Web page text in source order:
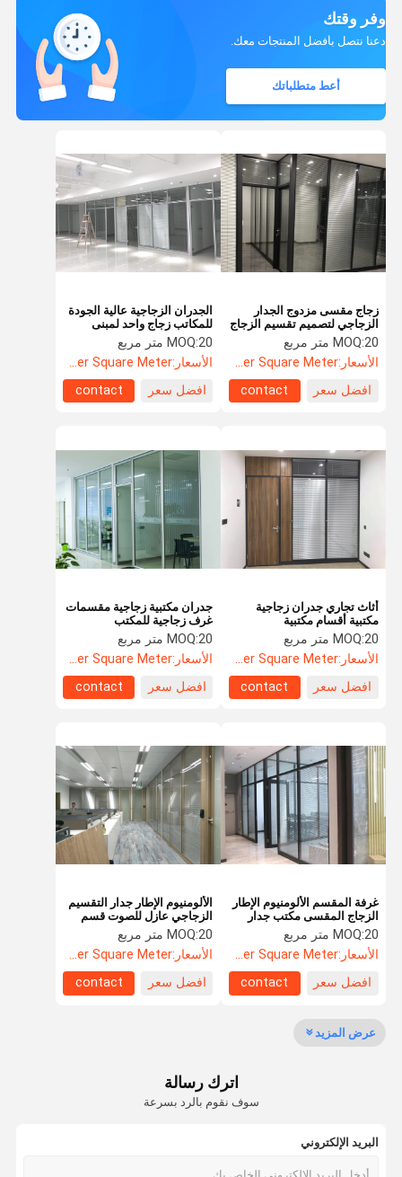
مراقبة الجودة اتصل بنا القضايا
باب مضاد للصوت
وفر وقتك
دعنا نتصل بأفضل المنتجات معك.
أعط متطلباتك
زجاج مقسى مزدوج الجدار
الزجاجي لتصميم تقسيم الزجاج
المكتبي
MOQ:20 متر مربع
الأسعار:US$52.60 Per Square Meter
افضل سعر
contact
الجدران الزجاجية عالية الجودة
للمكاتب زجاج واحد لمبنى
المكاتب
MOQ:20 متر مربع
الأسعار:US$52.60 Per Square Meter
افضل سعر
contact
أثاث تجاري جدران زجاجية
مكتبية أقسام مكتبية
MOQ:20 متر مربع
الأسعار:US$52.60 Per Square Meter
افضل سعر
contact
جدران مكتبية زجاجية مقسمات
غرف زجاجية للمكتب
MOQ:20 متر مربع
الأسعار:US$52.60 Per Square Meter
افضل سعر
contact
غرفة المقسم الألومنيوم الإطار
الزجاج المقسى مكتب جدار
التقسيم العالي
MOQ:20 متر مربع
الأسعار:US$52.60 Per Square Meter
افضل سعر
contact
الألومنيوم الإطار جدار التقسيم
الزجاجي عازل للصوت قسم
مكتب الزجاج
MOQ:20 متر مربع
الأسعار:US$52.60 Per Square Meter
افضل سعر
contact
عرض المزيد
اترك رسالة
سوف نقوم بالرد بسرعة
البريد الإلكتروني